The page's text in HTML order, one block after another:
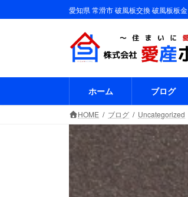
ン
へ
キ
ビ
ョ
に
愛知県 常滑市 破風板交換 破風板板金
ホーム ブログ
HOME ブログ Uncategorized